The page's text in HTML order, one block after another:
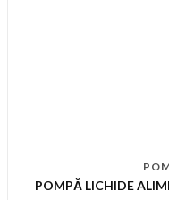
POMPĂ LICHIDE